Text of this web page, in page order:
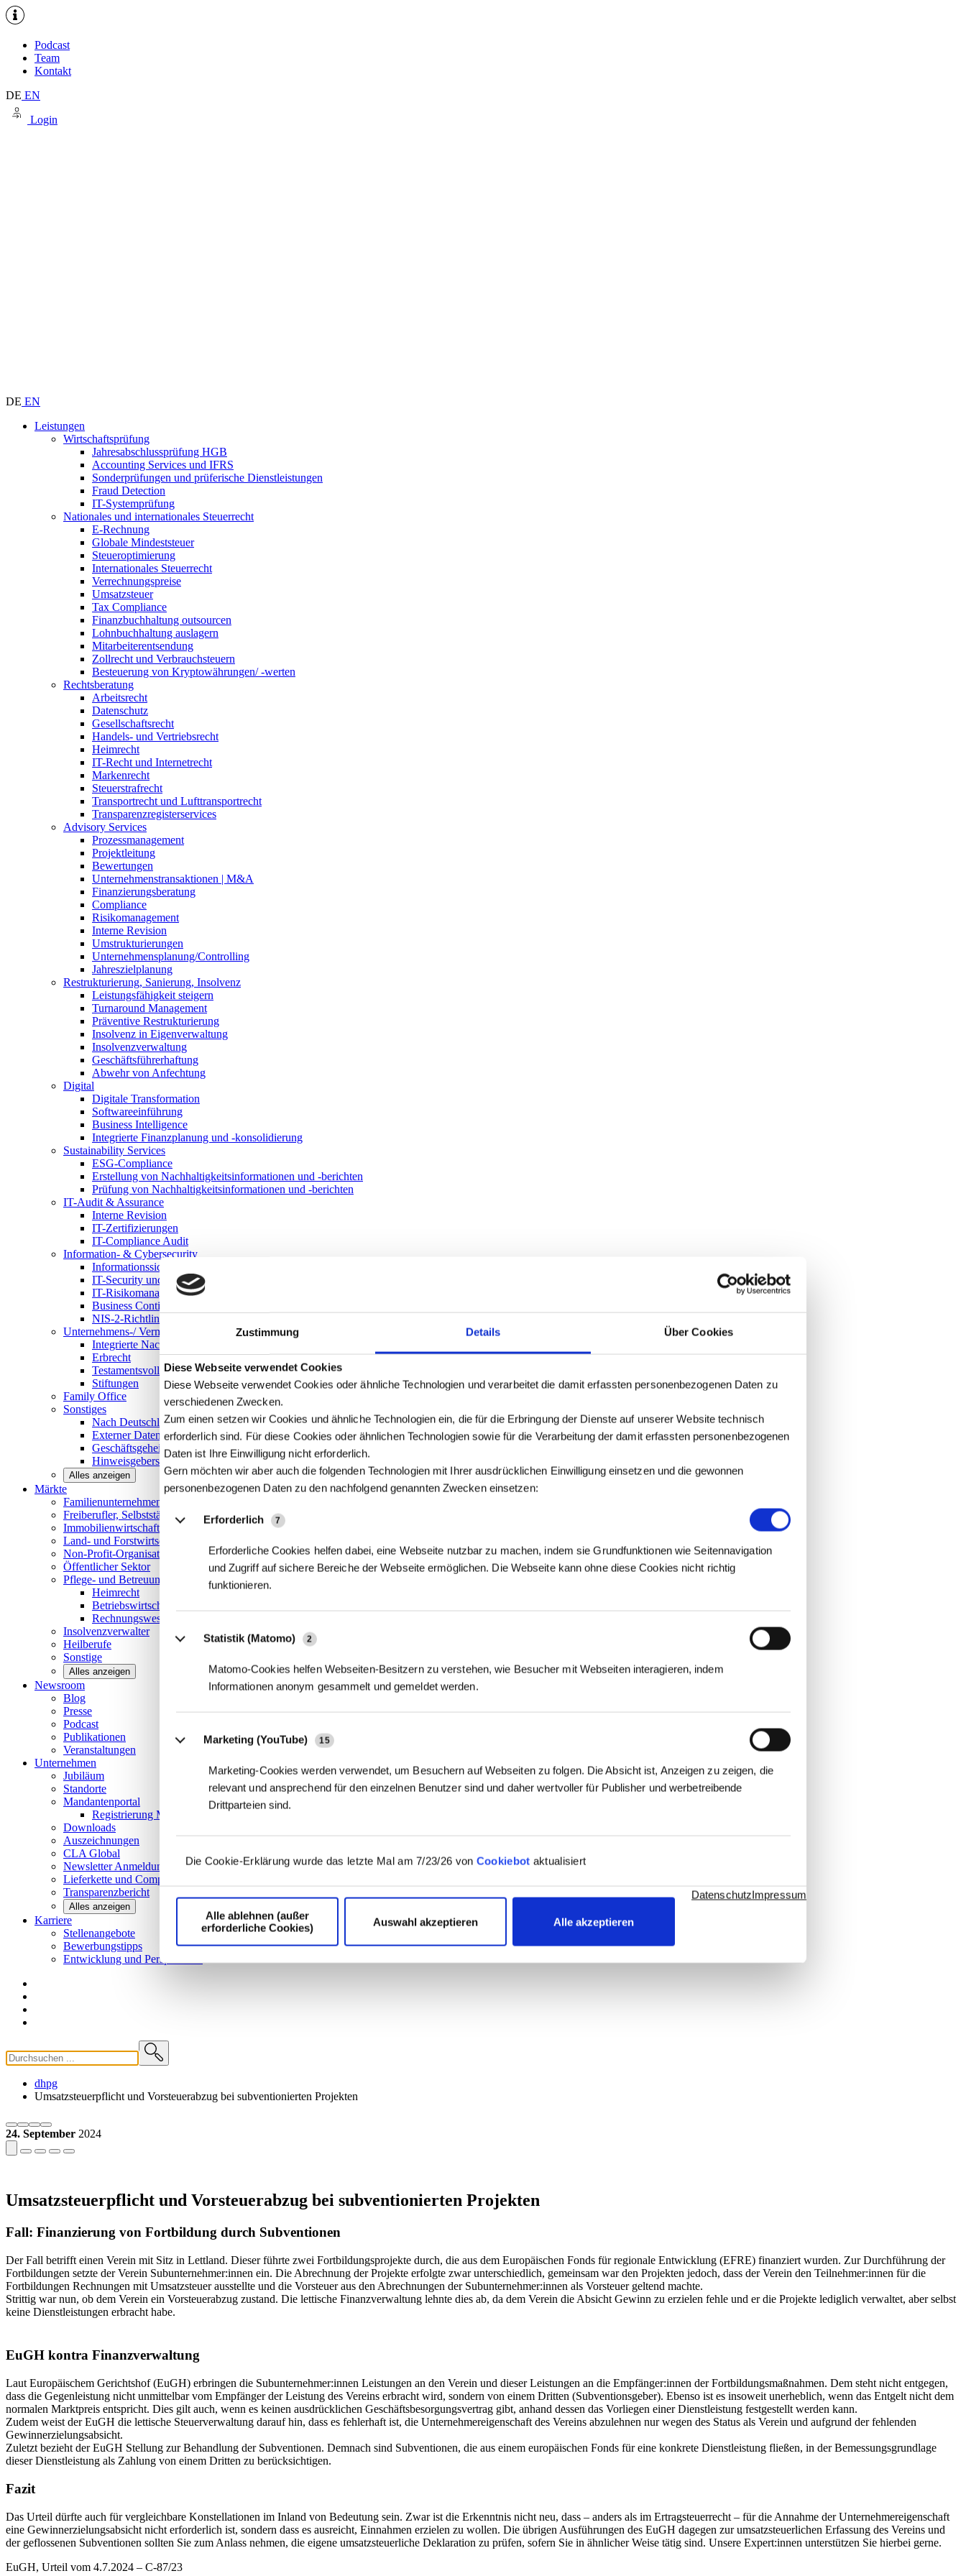
Zustimmung Details Über Cookies
Details
Diese Webseite verwendet Cookies
Diese Webseite verwendet Cookies oder ähnliche Technologien und verarbeitet die damit erfassten personenbezogenen Daten zu
verschiedenen Zwecken.
Zum einen setzen wir Cookies und ähnliche Technologien ein, die für die Erbringung der Dienste auf unserer Website technisch
erforderlich sind. Für diese Cookies oder ähnlichen Technologien sowie für die Verarbeitung der damit erfassten personenbezogenen
Daten ist Ihre Einwilligung nicht erforderlich.
Gern möchten wir aber auch die folgenden Technologien mit Ihrer ausdrücklichen Einwilligung einsetzen und die gewonnen
personenbezogenen Daten zu den nachfolgend genannten Zwecken einsetzen:
Erforderlich 7
Erforderliche Cookies helfen dabei, eine Webseite nutzbar zu machen, indem sie Grundfunktionen wie Seitennavigation
und Zugriff auf sichere Bereiche der Webseite ermöglichen. Die Webseite kann ohne diese Cookies nicht richtig
funktionieren.
Statistik (Matomo) 2
Matomo-Cookies helfen Webseiten-Besitzern zu verstehen, wie Besucher mit Webseiten interagieren, indem
Informationen anonym gesammelt und gemeldet werden.
Marketing (YouTube) 15
Marketing-Cookies werden verwendet, um Besuchern auf Webseiten zu folgen. Die Absicht ist, Anzeigen zu zeigen, die
relevant und ansprechend für den einzelnen Benutzer sind und daher wertvoller für Publisher und werbetreibende
Drittparteien sind.
Die Cookie-Erklärung wurde das letzte Mal am 7/23/26 von Cookiebot aktualisiert
Alle ablehnen (außer
erforderliche Cookies)
Auswahl akzeptieren Alle akzeptieren
DatenschutzImpressum
Podcast
Team
Kontakt
DE EN
Login
DE EN
Leistungen
Wirtschaftsprüfung
Jahresabschlussprüfung HGB
Accounting Services und IFRS
Sonderprüfungen und prüferische Dienstleistungen
Fraud Detection
IT-Systemprüfung
Nationales und internationales Steuerrecht
E-Rechnung
Globale Mindeststeuer
Steueroptimierung
Internationales Steuerrecht
Verrechnungspreise
Umsatzsteuer
Tax Compliance
Finanzbuchhaltung outsourcen
Lohnbuchhaltung auslagern
Mitarbeiterentsendung
Zollrecht und Verbrauchsteuern
Besteuerung von Kryptowährungen/ -werten
Rechtsberatung
Arbeitsrecht
Datenschutz
Gesellschaftsrecht
Handels- und Vertriebsrecht
Heimrecht
IT-Recht und Internetrecht
Markenrecht
Steuerstrafrecht
Transportrecht und Lufttransportrecht
Transparenzregisterservices
Advisory Services
Prozessmanagement
Projektleitung
Bewertungen
Unternehmenstransaktionen | M&A
Finanzierungsberatung
Compliance
Risikomanagement
Interne Revision
Umstrukturierungen
Unternehmensplanung/Controlling
Jahreszielplanung
Restrukturierung, Sanierung, Insolvenz
Leistungsfähigkeit steigern
Turnaround Management
Präventive Restrukturierung
Insolvenz in Eigenverwaltung
Insolvenzverwaltung
Geschäftsführerhaftung
Abwehr von Anfechtung
Digital
Digitale Transformation
Softwareeinführung
Business Intelligence
Integrierte Finanzplanung und -konsolidierung
Sustainability Services
ESG-Compliance
Erstellung von Nachhaltigkeitsinformationen und -berichten
Prüfung von Nachhaltigkeitsinformationen und -berichten
IT-Audit & Assurance
Interne Revision
IT-Zertifizierungen
IT-Compliance Audit
Information- & Cybersecurity
Informationssicherheitsmanagementsystem
IT-Security und Cybersecurity
IT-Risikomanagement
Business Continuity Management
NIS-2-Richtlinie
Unternehmens-/Vermögensnachfolge
Integrierte Nachfolge- und Vermögensberatung
Erbrecht
Testamentsvollstreckung
Stiftungen
Family Office
Sonstiges
Nach Deutschland expandieren
Externer Datenschutzbeauftragter
Geschäftsgeheimnisgesetz
Hinweisgeberschutz in Unternehmen
Alles anzeigen
Märkte
Familienunternehmen und
Freiberufler, Selbstständige undPrivatpersonen
Immobilienwirtschaft
Land- und Forstwirtschaft
Non-Profit-Organisationen
Öffentlicher Sektor
Pflege- und Betreuungseinrichtungen
Heimrecht
Betriebswirtschaftliche Beratung
Rechnungswesen/Controlling
Insolvenzverwalter
Heilberufe
Sonstige
Alles anzeigen
Newsroom
Blog
Presse
Podcast
Publikationen
Veranstaltungen
Unternehmen
Jubiläum
Standorte
Mandantenportal
Registrierung Mandantenportal
Downloads
Auszeichnungen
CLA Global
NewsletterAnmeldung
Lieferkette und Compliance
Transparenzbericht
Alles anzeigen
Karriere
Stellenangebote
Bewerbungstipps
Entwicklung und Perspektiven
dhpg
Umsatzsteuerpflicht und Vorsteuerabzug bei subventionierten Projekten
24. September 2024
Umsatzsteuerpflicht und Vorsteuerabzug bei subventionierten Projekten
Fall: Finanzierung von Fortbildung durch Subventionen
Der Fall betrifft einen Verein mit Sitz in Lettland. Dieser führte zwei Fortbildungsprojekte durch, die aus dem Europäischen Fonds für regionale Entwicklung (EFRE) finanziert wurden. Zur Durchführung der
Fortbildungen setzte der Verein Subunternehmer:innen ein. Die Abrechnung der Projekte erfolgte zwar unterschiedlich, gemeinsam war den Projekten jedoch, dass der Verein den Teilnehmer:innen für die
Fortbildungen Rechnungen mit Umsatzsteuer ausstellte und die Vorsteuer aus den Abrechnungen der Subunternehmer:innen als Vorsteuer geltend machte.
Strittig war nun, ob dem Verein ein Vorsteuerabzug zustand. Die lettische Finanzverwaltung lehnte dies ab, da dem Verein die Absicht Gewinn zu erzielen fehle und er die Projekte lediglich verwaltet, aber selbst
keine Dienstleistungen erbracht habe.
EuGH kontra Finanzverwaltung
Laut Europäischem Gerichtshof (EuGH) erbringen die Subunternehmer:innen Leistungen an den Verein und dieser Leistungen an die Empfänger:innen der Fortbildungsmaßnahmen. Dem steht nicht entgegen,
dass die Gegenleistung nicht unmittelbar vom Empfänger der Leistung des Vereins erbracht wird, sondern von einem Dritten (Subventionsgeber). Ebenso ist es insoweit unerheblich, wenn das Entgelt nicht dem
normalen Marktpreis entspricht. Dies gilt auch, wenn es keinen ausdrücklichen Geschäftsbesorgungsvertrag gibt, anhand dessen das Vorliegen einer Dienstleistung festgestellt werden kann.
Zudem weist der EuGH die lettische Steuerverwaltung darauf hin, dass es fehlerhaft ist, die Unternehmereigenschaft des Vereins abzulehnen nur wegen des Status als Verein und aufgrund der fehlenden
Gewinnerzielungsabsicht.
Zuletzt bezieht der EuGH Stellung zur Behandlung der Subventionen. Demnach sind Subventionen, die aus einem europäischen Fonds für eine konkrete Dienstleistung fließen, in der Bemessungsgrundlage
dieser Dienstleistung als Zahlung von einem Dritten zu berücksichtigen.
Fazit
Das Urteil dürfte auch für vergleichbare Konstellationen im Inland von Bedeutung sein. Zwar ist die Erkenntnis nicht neu, dass – anders als im Ertragsteuerrecht – für die Annahme der Unternehmereigenschaft
eine Gewinnerzielungsabsicht nicht erforderlich ist, sondern dass es ausreicht, Einnahmen erzielen zu wollen. Die übrigen Ausführungen des EuGH dagegen zur umsatzsteuerlichen Erfassung des Vereins und
der geflossenen Subventionen sollten Sie zum Anlass nehmen, die eigene umsatzsteuerliche Deklaration zu prüfen, sofern Sie in ähnlicher Weise tätig sind. Unsere Expert:innen unterstützen Sie hierbei gerne.
EuGH, Urteil vom 4.7.2024 – C-87/23